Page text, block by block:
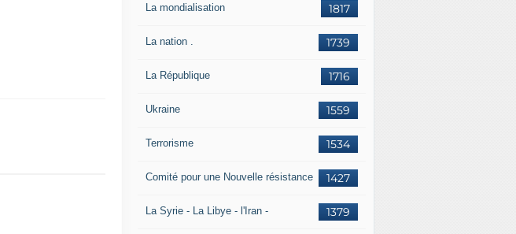
1817
La mondialisation
1739
La nation .
1716
La République
1559
Ukraine
1534
Terrorisme
1427
Comité pour une Nouvelle résistance
1379
La Syrie - La Libye - l'Iran -